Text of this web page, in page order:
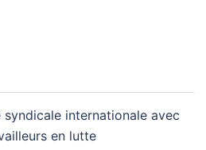
internationale avec
en lutte